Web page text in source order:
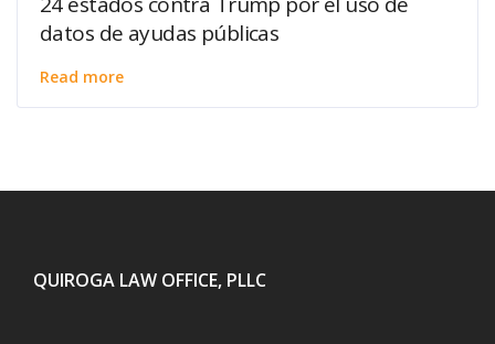
datos de ayudas públicas
Read more
QUIROGA LAW OFFICE, PLLC